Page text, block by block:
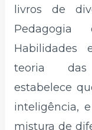
livros de
Habilidades
teoria das
estabelece
inteligência,
mistura de